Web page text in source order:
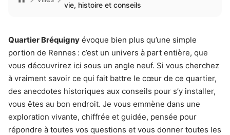
vie, histoire et conseils
Quartier Bréquigny évoque bien plus qu’une simple
portion de Rennes : c’est un univers à part entière, que
vous découvrirez ici sous un angle neuf. Si vous cherchez
à vraiment savoir ce qui fait battre le cœur de ce quartier,
des anecdotes historiques aux conseils pour s’y installer,
vous êtes au bon endroit. Je vous emmène dans une
exploration vivante, chiffrée et guidée, pensée pour
répondre à toutes vos questions et vous donner toutes les